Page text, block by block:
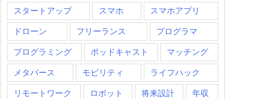
スタートアップ スマホ スマホアプリ
ドローン フリーランス プログラマ
プログラミング ポッドキャスト マッチング
メタバース モビリティ ライフハック
リモートワーク ロボット 将来設計 年収